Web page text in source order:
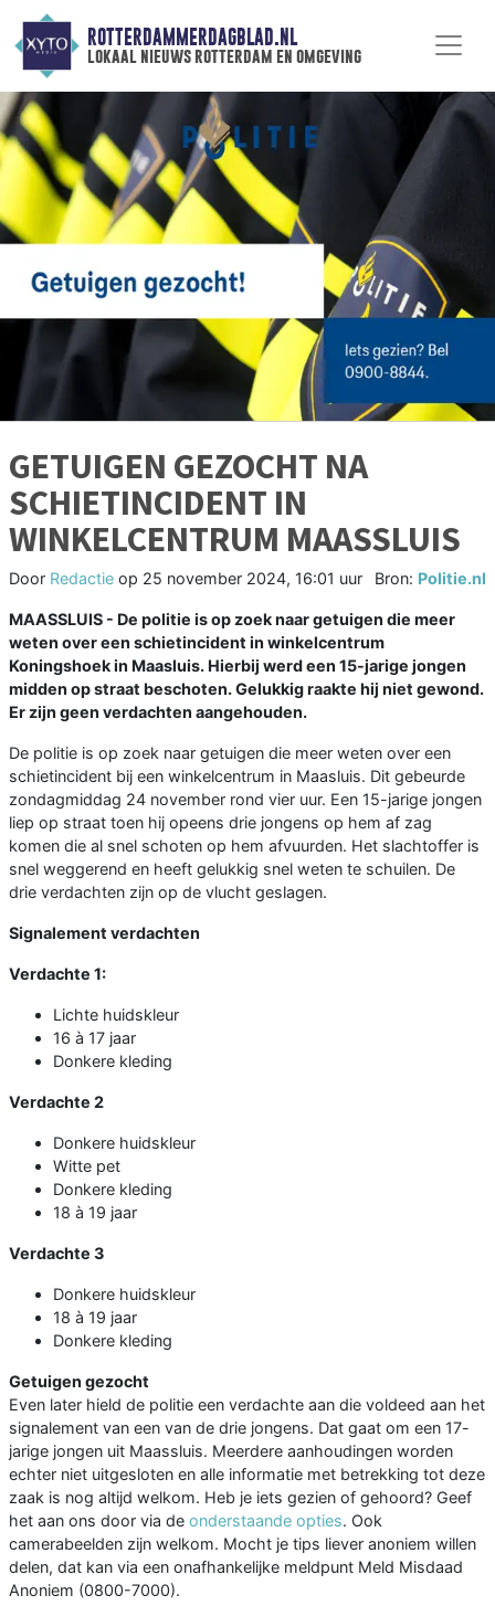
ROTTERDAMMERDAGBLAD.NL
lokaal nieuws rotterdam en omgeving
GETUIGEN GEZOCHT NA
SCHIETINCIDENT IN
WINKELCENTRUM MAASSLUIS
Door Redactie op 25 november 2024, 16:01 uur Bron: Politie.nl
MAASSLUIS - De politie is op zoek naar getuigen die meer
weten over een schietincident in winkelcentrum
Koningshoek in Maasluis. Hierbij werd een 15-jarige jongen
midden op straat beschoten. Gelukkig raakte hij niet gewond.
Er zijn geen verdachten aangehouden.
De politie is op zoek naar getuigen die meer weten over een
schietincident bij een winkelcentrum in Maasluis. Dit gebeurde
zondagmiddag 24 november rond vier uur. Een 15-jarige jongen
liep op straat toen hij opeens drie jongens op hem af zag
komen die al snel schoten op hem afvuurden. Het slachtoffer is
snel weggerend en heeft gelukkig snel weten te schuilen. De
drie verdachten zijn op de vlucht geslagen.
Signalement verdachten
Verdachte 1:
Lichte huidskleur
16 à 17 jaar
Donkere kleding
Verdachte 2
Donkere huidskleur
Witte pet
Donkere kleding
18 à 19 jaar
Verdachte 3
Donkere huidskleur
18 à 19 jaar
Donkere kleding
Getuigen gezocht
Even later hield de politie een verdachte aan die voldeed aan het
signalement van een van de drie jongens. Dat gaat om een 17-
jarige jongen uit Maassluis. Meerdere aanhoudingen worden
echter niet uitgesloten en alle informatie met betrekking tot deze
zaak is nog altijd welkom. Heb je iets gezien of gehoord? Geef
het aan ons door via de onderstaande opties. Ook
camerabeelden zijn welkom. Mocht je tips liever anoniem willen
delen, dat kan via een onafhankelijke meldpunt Meld Misdaad
Anoniem (0800-7000).